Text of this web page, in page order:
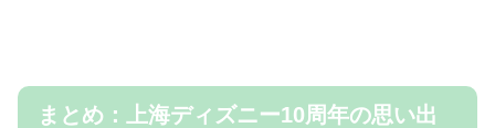
まとめ：上海ディズニー10周年の思い出